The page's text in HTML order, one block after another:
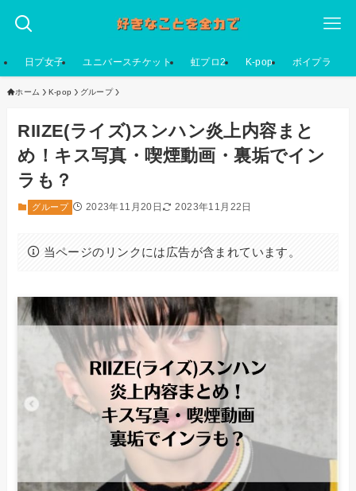
日プ女子 ユニバースチケット 虹プロ2 K-pop ボイプラ
ホーム K-pop グループ
RIIZE(ライズ)スンハン炎上内容まと
め！キス写真・喫煙動画・裏垢でイン
ラも？
グループ 2023年11月20日 2023年11月22日
当ページのリンクには広告が含まれています。